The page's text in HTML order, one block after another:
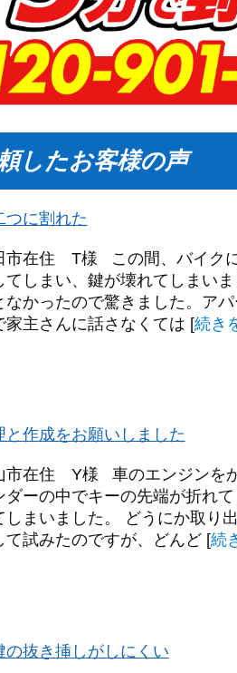
したお客様の声
つに割れた
市在住 T様 この間、バイク
てしまい、鍵が壊れてしまい
なかったので驚きました。ア
家主さんに話さなくては [続き
と作成をお願いしました
市在住 Y様 車のエンジンを
ダーの中でキーの先端が折れ
しまいました。 どうにか取り
て試みたのですが、どんど [続
の抜き挿しがしにくい